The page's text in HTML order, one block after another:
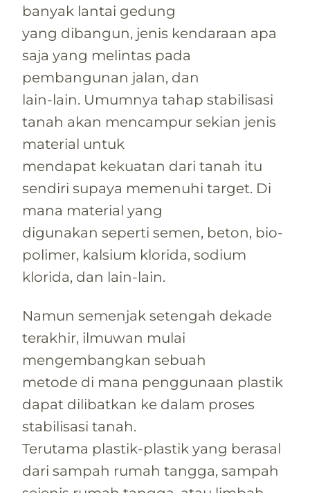
banyak lantai gedung
yang dibangun, jenis kendaraan apa
saja yang melintas pada
pembangunan jalan, dan
lain-lain. Umumnya tahap stabilisasi
tanah akan mencampur sekian jenis
material untuk
mendapat kekuatan dari tanah itu
sendiri supaya memenuhi target. Di
mana material yang
digunakan seperti semen, beton, bio-
polimer, kalsium klorida, sodium
klorida, dan lain-lain.
Namun semenjak setengah dekade
terakhir, ilmuwan mulai
mengembangkan sebuah
metode di mana penggunaan plastik
dapat dilibatkan ke dalam proses
stabilisasi tanah.
Terutama plastik-plastik yang berasal
dari sampah rumah tangga, sampah